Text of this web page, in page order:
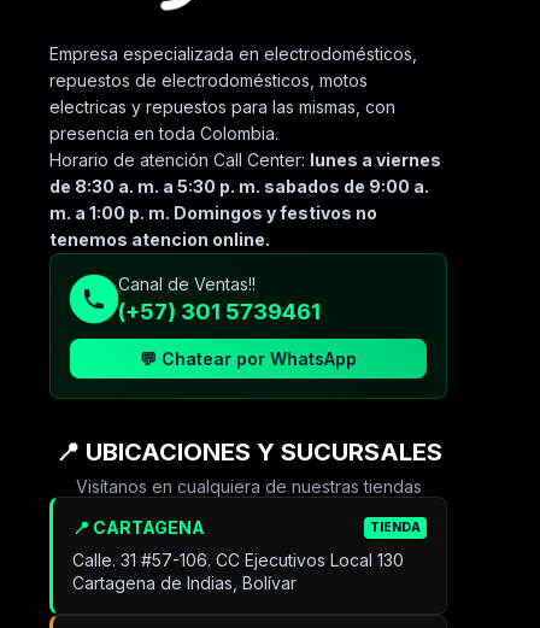
Empresa especializada en electrodomésticos,
repuestos de electrodomésticos, motos
electricas y repuestos para las mismas, con
presencia en toda Colombia.
Horario de atención Call Center: lunes a viernes
de 8:30 a. m. a 5:30 p. m. sabados de 9:00 a.
m. a 1:00 p. m. Domingos y festivos no
tenemos atencion online.
Canal de Ventas!!
(+57) 301 5739461
💬 Chatear por WhatsApp
📍 UBICACIONES Y SUCURSALES
Visítanos en cualquiera de nuestras tiendas
📍 CARTAGENA TIENDA
Calle. 31 #57-106. CC Ejecutivos Local 130
Cartagena de Indias, Bolívar